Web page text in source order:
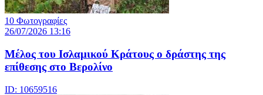
10 Φωτογραφίες
26/07/2026 13:16
Μέλος του Ισλαμικού Κράτους o δράστης της
επίθεσης στο Βερολίνο
ID: 10659516